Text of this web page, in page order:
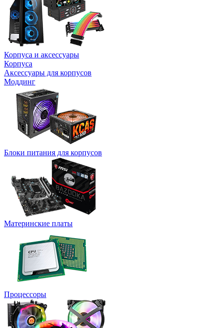
Корпуса и аксессуары
Корпуса
Аксессуары для корпусов
Моддинг
Блоки питания для корпусов
Материнские платы
Процессоры